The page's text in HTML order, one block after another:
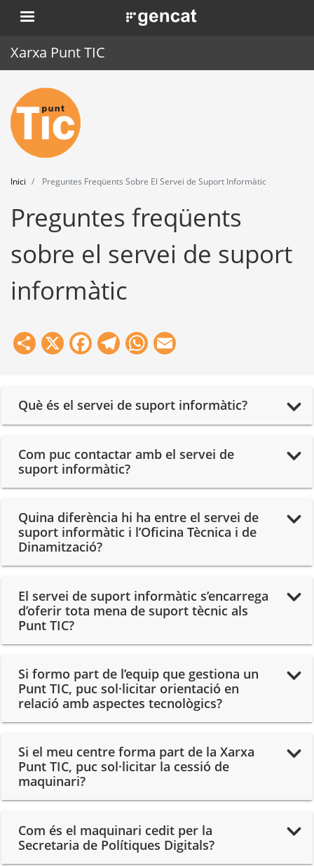
Vés
al
. Obre en una nova finestra.
Xarxa Punt TIC
Inici
Punt TIC
Actualitat
Agenda
Formació
Eines
Inici Preguntes Freqüents Sobre El Servei de Suport Informàtic
Preguntes freqüents
sobre el servei de suport
informàtic
Share
X Facebook
Telegram
WhatsApp
Què és el servei de suport informàtic?
Com puc contactar amb el servei de
suport informàtic?
Quina diferència hi ha entre el servei de
suport informàtic i l’Oficina Tècnica i de
Dinamització?
El servei de suport informàtic s’encarrega
d’oferir tota mena de suport tècnic als
Punt TIC?
Si formo part de l’equip que gestiona un
Punt TIC, puc sol·licitar orientació en
relació amb aspectes tecnològics?
Si el meu centre forma part de la Xarxa
Punt TIC, puc sol·licitar la cessió de
maquinari?
Com és el maquinari cedit per la
Secretaria de Polítiques Digitals?